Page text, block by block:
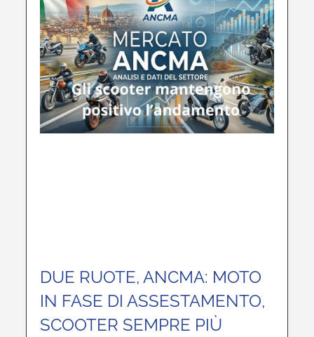
DUE RUOTE, ANCMA: MOTO
IN FASE DI ASSESTAMENTO,
SCOOTER SEMPRE PIÙ